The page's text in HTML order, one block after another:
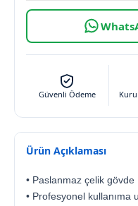
Güvenli Ödeme
Ürün Açıklaması
• Paslanmaz çelik gövde
• Profesyonel kullanıma